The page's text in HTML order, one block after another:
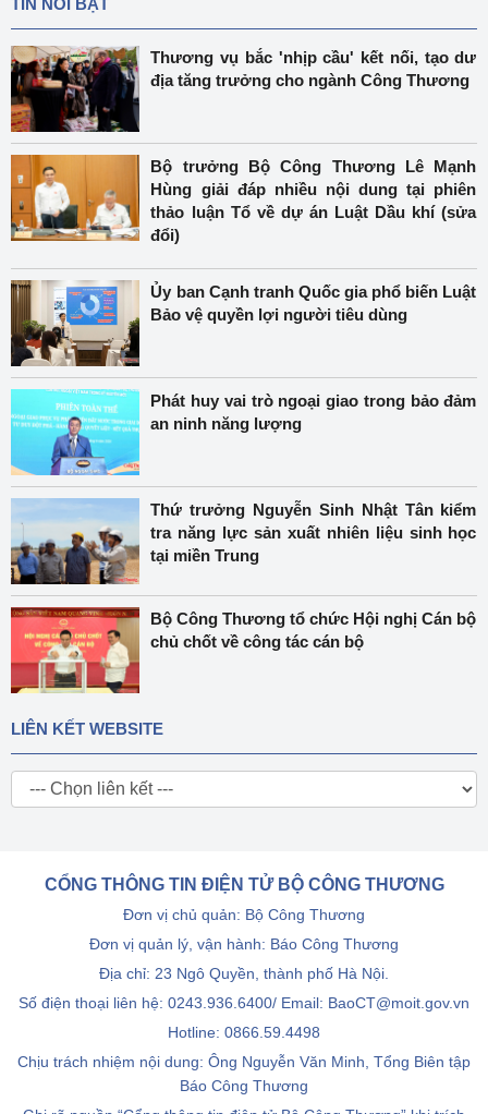
TIN NỔI BẬT
Thương vụ bắc 'nhịp cầu' kết nối, tạo dư
địa tăng trưởng cho ngành Công Thương
Bộ trưởng Bộ Công Thương Lê Mạnh
Hùng giải đáp nhiều nội dung tại phiên
thảo luận Tổ về dự án Luật Dầu khí (sửa
đổi)
Ủy ban Cạnh tranh Quốc gia phổ biến Luật
Bảo vệ quyền lợi người tiêu dùng
Phát huy vai trò ngoại giao trong bảo đảm
an ninh năng lượng
Thứ trưởng Nguyễn Sinh Nhật Tân kiểm
tra năng lực sản xuất nhiên liệu sinh học
tại miền Trung
Bộ Công Thương tổ chức Hội nghị Cán bộ
chủ chốt về công tác cán bộ
LIÊN KẾT WEBSITE
CỔNG THÔNG TIN ĐIỆN TỬ BỘ CÔNG THƯƠNG
Đơn vị chủ quản: Bộ Công Thương
Đơn vị quản lý, vận hành: Báo Công Thương
Địa chỉ: 23 Ngô Quyền, thành phố Hà Nội.
Số điện thoại liên hệ: 0243.936.6400/ Email: BaoCT@moit.gov.vn
Hotline: 0866.59.4498
Chịu trách nhiệm nội dung: Ông Nguyễn Văn Minh, Tổng Biên tập
Báo Công Thương